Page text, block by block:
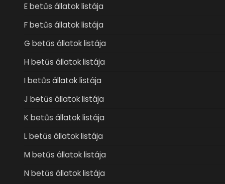
E betűs állatok listája
F betűs állatok listája
G betűs állatok listája
H betűs állatok listája
I betűs állatok listája
J betűs állatok listája
K betűs állatok listája
L betűs állatok listája
M betűs állatok listája
N betűs állatok listája